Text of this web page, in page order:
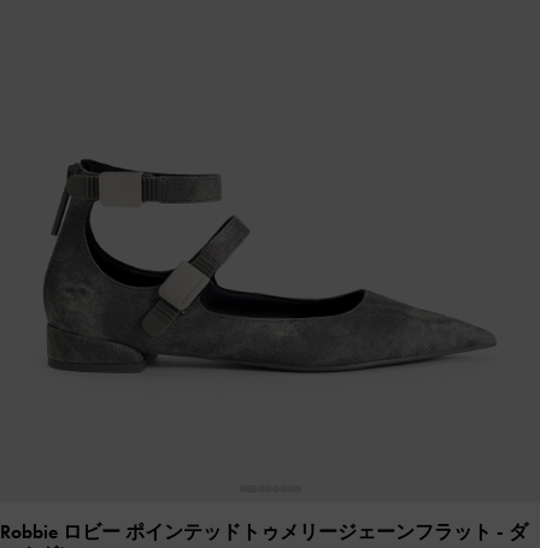
Robbie ロビー ポインテッドトゥメリージェーンフラット - ダ